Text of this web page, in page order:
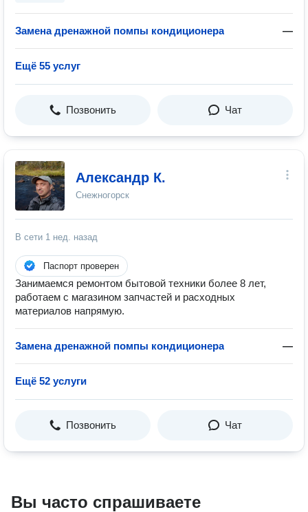
Замена дренажной помпы кондиционера —
Ещё 55 услуг
Позвонить Чат
Александр К.
Снежногорск
В сети 1 нед. назад
Паспорт проверен
Занимаемся ремонтом бытовой техники более 8 лет,
работаем с магазином запчастей и расходных
материалов напрямую.
Замена дренажной помпы кондиционера —
Ещё 52 услуги
Позвонить Чат
Вы часто спрашиваете